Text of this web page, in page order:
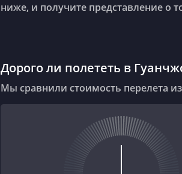
ниже, и получите представление о
Дорого ли полететь в
Мы сравнили стоимость перелета